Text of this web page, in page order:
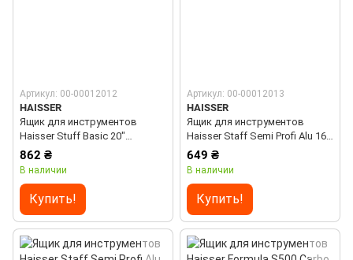
Артикул: 00-00012012
HAISSER
Ящик для инструментов
Haisser Stuff Basic 20"
525x256x246мм (65562)
862 ₴
В наличии
Купить!
Артикул: 00-00012013
HAISSER
Ящик для инструментов
Haisser Staff Semi Profi Alu 16"
415x225x200мм (65572)
649 ₴
В наличии
Купить!